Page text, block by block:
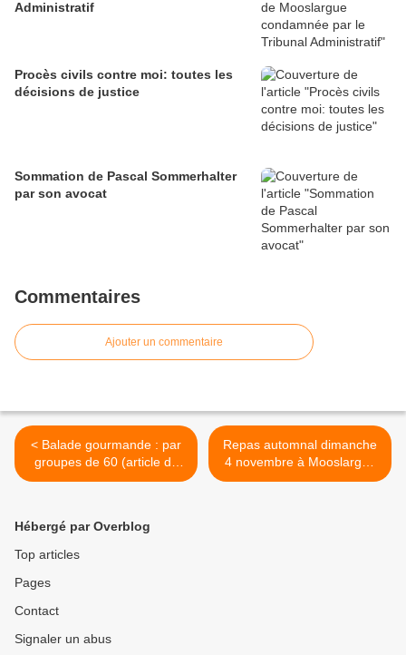
Administratif
Procès civils contre moi: toutes les
décisions de justice
Sommation de Pascal Sommerhalter
par son avocat
Commentaires
Ajouter un commentaire
< Balade gourmande : par
groupes de 60 (article du
journal DNA du 11/10/2018)
Repas automnal dimanche
4 novembre à Mooslargue
>
Hébergé par Overblog
Top articles
Pages
Contact
Signaler un abus